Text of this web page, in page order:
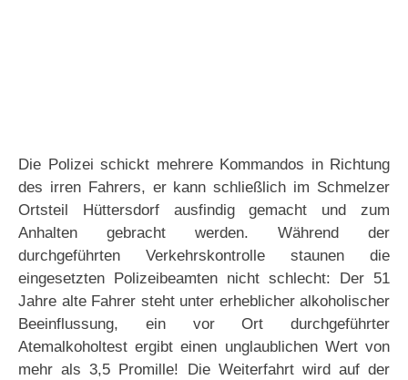
Die Polizei schickt mehrere Kommandos in Richtung
des irren Fahrers, er kann schließlich im Schmelzer
Ortsteil Hüttersdorf ausfindig gemacht und zum
Anhalten gebracht werden. Während der
durchgeführten Verkehrskontrolle staunen die
eingesetzten Polizeibeamten nicht schlecht: Der 51
Jahre alte Fahrer steht unter erheblicher alkoholischer
Beeinflussung, ein vor Ort durchgeführter
Atemalkoholtest ergibt einen unglaublichen Wert von
mehr als 3,5 Promille! Die Weiterfahrt wird auf der